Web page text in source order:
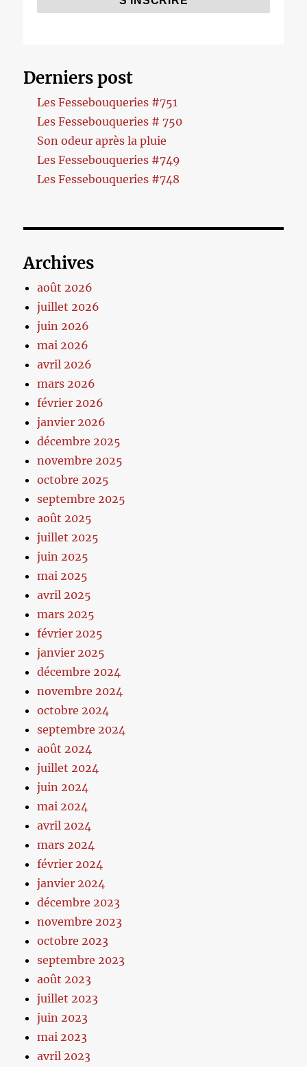
Derniers post
Les Fessebouqueries #751
Les Fessebouqueries # 750
Son odeur après la pluie
Les Fessebouqueries #749
Les Fessebouqueries #748
Archives
août 2026
juillet 2026
juin 2026
mai 2026
avril 2026
mars 2026
février 2026
janvier 2026
décembre 2025
novembre 2025
octobre 2025
septembre 2025
août 2025
juillet 2025
juin 2025
mai 2025
avril 2025
mars 2025
février 2025
janvier 2025
décembre 2024
novembre 2024
octobre 2024
septembre 2024
août 2024
juillet 2024
juin 2024
mai 2024
avril 2024
mars 2024
février 2024
janvier 2024
décembre 2023
novembre 2023
octobre 2023
septembre 2023
août 2023
juillet 2023
juin 2023
mai 2023
avril 2023